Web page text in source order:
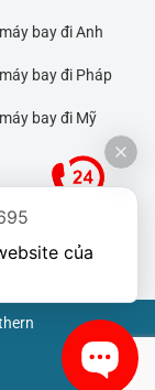
bay đi Anh
bay đi Pháp
bay đi Mỹ
của